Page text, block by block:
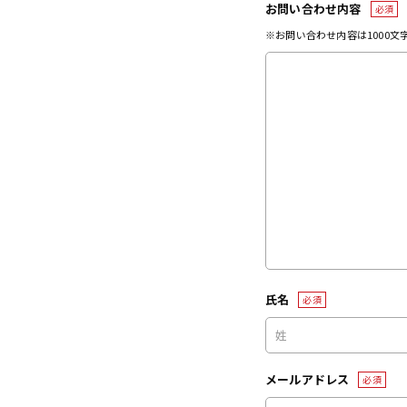
お問い合わせ内容 必須
※お問い合わせ内容は1000文
氏名 必須
メールアドレス 必須